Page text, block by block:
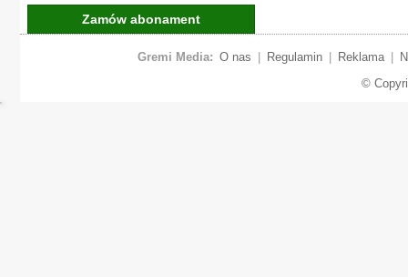
Zamów abonament
Gremi Media: O nas Regulamin Reklama
©